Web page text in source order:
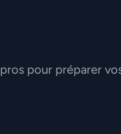
pour préparer